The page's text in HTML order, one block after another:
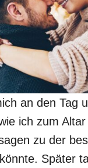
an den Tag
ich zum
zu der
Später